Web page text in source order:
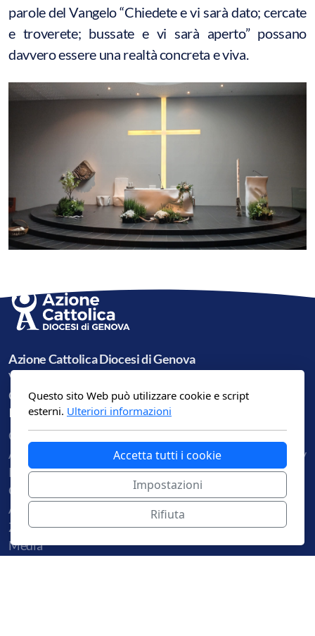
parole del Vangelo “Chiedete e vi sarà dato; cercate
e troverete; bussate e vi sarà aperto” possano
davvero essere una realtà concreta e viva.
Azione Cattolica Diocesi di Genova
Vico Falamonica 1, scala dx/1
Genova, GE
Menu principale
Centro Diocesano
ACR
Presidenza
Giovani
Adulti
Zone
Media
Informativa sulla privacy
Questo sito Web può utilizzare cookie e script
esterni. Ulteriori informazioni
Accetta tutti i cookie
Impostazioni
Rifiuta